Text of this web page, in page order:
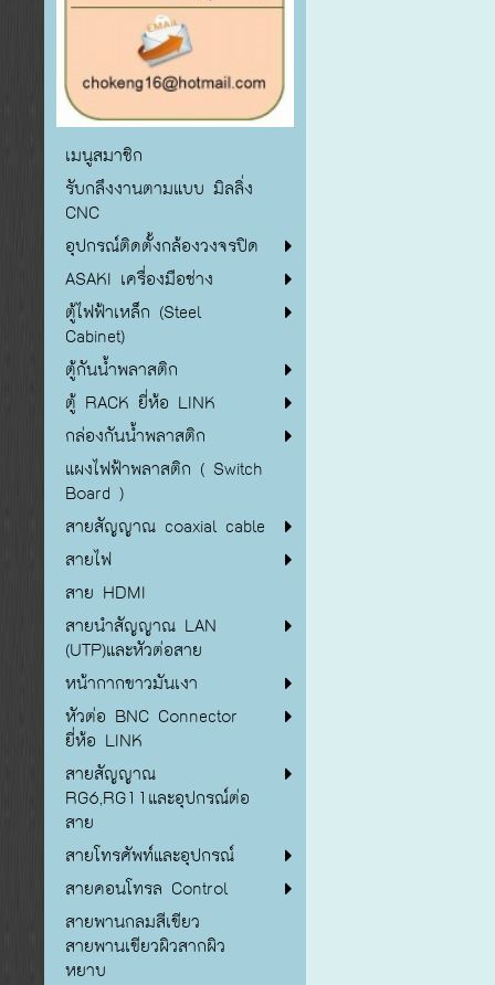
เมนูสมาชิก
รับกลึงงานตามแบบ มิลลิ่ง
CNC
อุปกรณ์ติดตั้งกล้องวงจรปิด
ASAKI เครื่องมือช่าง
ตู้ไฟฟ้าเหล็ก (Steel
Cabinet)
ตู้กันน้ำพลาสติก
ตู้ RACK ยี่ห้อ LINK
กล่องกันน้ำพลาสติก
แผงไฟฟ้าพลาสติก ( Switch
Board )
สายสัญญาณ coaxial cable
สายไฟ
สาย HDMI
สายนำสัญญาณ LAN
(UTP)และหัวต่อสาย
หน้ากากขาวมันเงา
หัวต่อ BNC Connector
ยี่ห้อ LINK
สายสัญญาณ
RG6,RG11และอุปกรณ์ต่อ
สาย
สายโทรศัพท์และอุปกรณ์
สายคอนโทรล Control
สายพานกลมสีเขียว
สายพานเขียวผิวสากผิว
หยาบ